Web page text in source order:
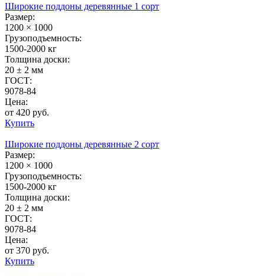
Широкие поддоны деревянные 1 сорт
Размер:
1200 × 1000
Грузоподъемность:
1500-2000 кг
Толщина доски:
20 ± 2 мм
ГОСТ:
9078-84
Цена:
от 420 руб.
Купить
Широкие поддоны деревянные 2 сорт
Размер:
1200 × 1000
Грузоподъемность:
1500-2000 кг
Толщина доски:
20 ± 2 мм
ГОСТ:
9078-84
Цена:
от 370 руб.
Купить